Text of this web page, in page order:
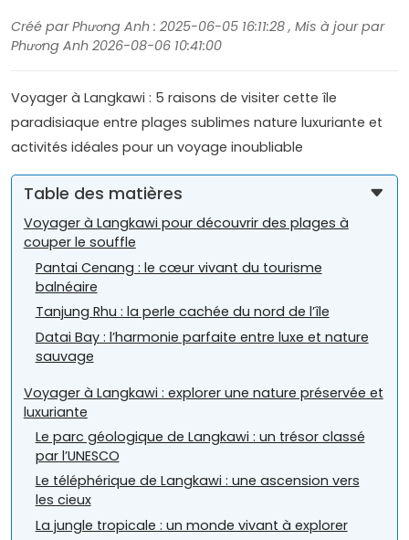
Créé par Phương Anh : 2025-06-05 16:11:28 , Mis à jour par
Phương Anh 2026-08-06 10:41:00
Voyager à Langkawi : 5 raisons de visiter cette île
paradisiaque entre plages sublimes nature luxuriante et
activités idéales pour un voyage inoubliable
Table des matières
Voyager à Langkawi pour découvrir des plages à
couper le souffle
Pantai Cenang : le cœur vivant du tourisme
balnéaire
Tanjung Rhu : la perle cachée du nord de l’île
Datai Bay : l’harmonie parfaite entre luxe et nature
sauvage
Voyager à Langkawi : explorer une nature préservée et
luxuriante
Le parc géologique de Langkawi : un trésor classé
par l’UNESCO
Le téléphérique de Langkawi : une ascension vers
les cieux
La jungle tropicale : un monde vivant à explorer